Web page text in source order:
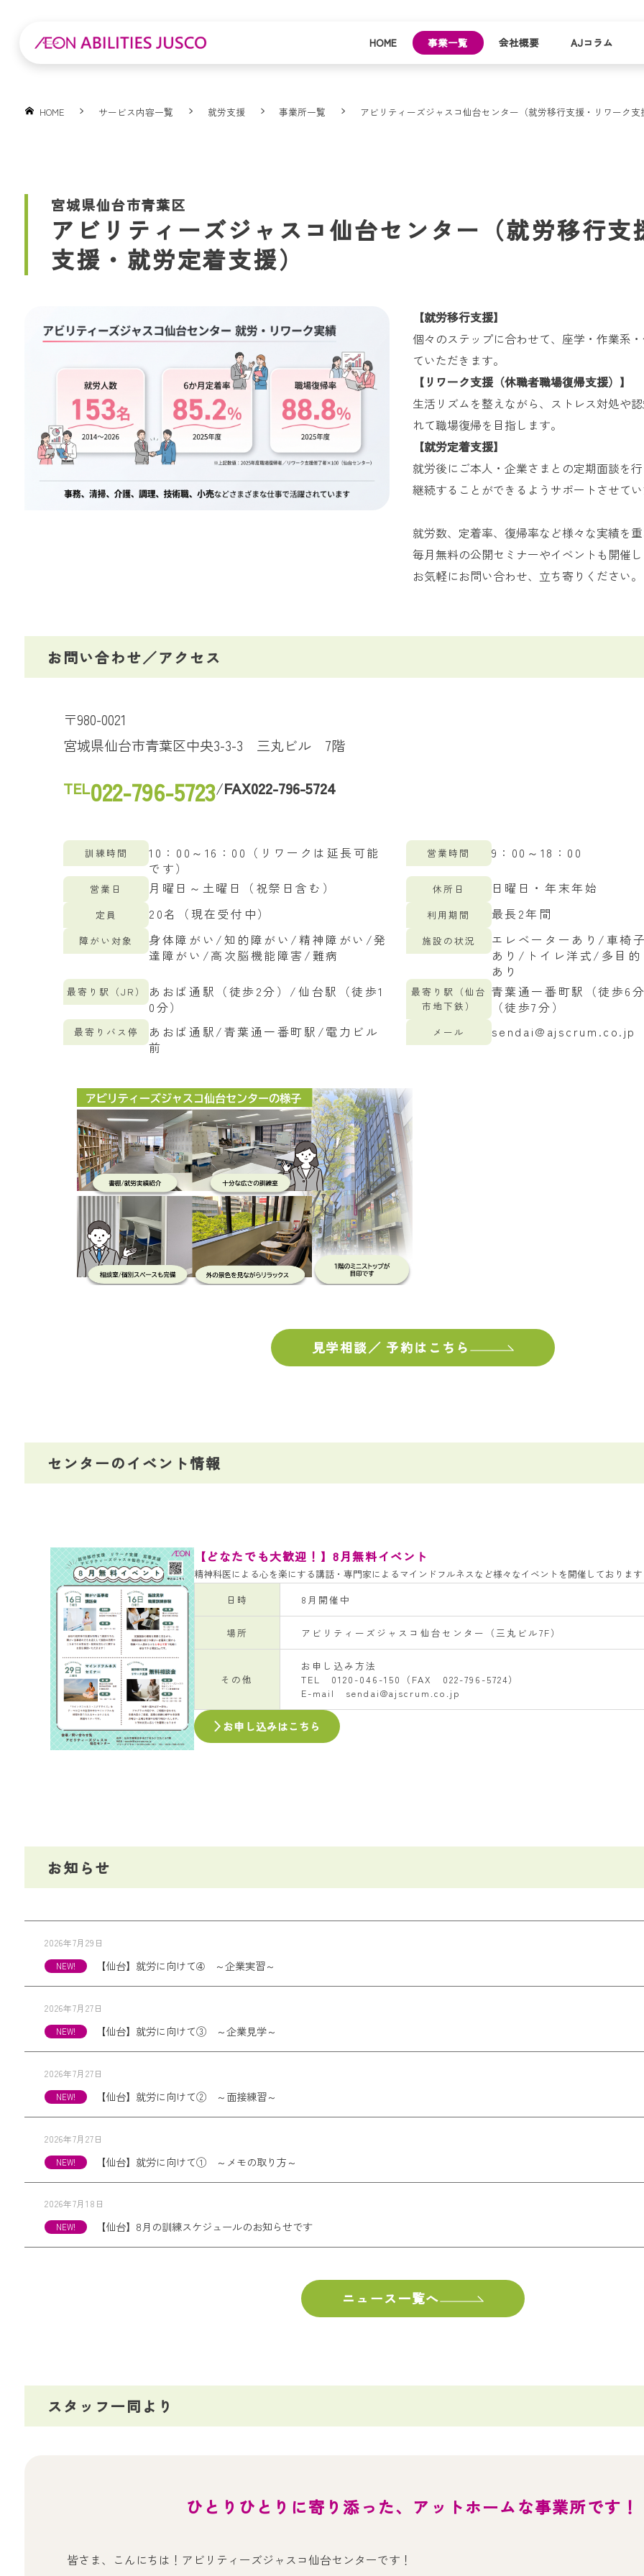
HOME 事業一覧
就業事例
お問い合
よくある
ご質問
わ
会社概要 AJコラム
HOME サービス内容一覧 就労支援 事業所一覧 アビリティーズジャスコ仙台センター（就労移行支援・リワーク
宮城県仙台市青葉区
アビリティーズジャスコ仙台センター（就労移行支
支援・就労定着支援）
【就労移行支援】
個々のステップに合わせて、座学・作業系
ていただきます。
【リワーク支援（休職者職場復帰支援）】
生活リズムを整えながら、ストレス対処や
れて職場復帰を目指します。
【就労定着支援】
就労後にご本人・企業さまとの定期面談を
継続することができるようサポートさせて
就労数、定着率、復帰率など様々な実績を
毎月無料の公開セミナーやイベントも開催
お気軽にお問い合わせ、立ち寄りください。
お問い合わせ／アクセス
〒980-0021
宮城県仙台市青葉区中央3-3-3 三丸ビル 7階
TEL022-796-5723/FAX022-796-5724
訓練時間
10：00～16：00（リワークは延長可能
です）
営業時間 9：00～18：00
営業日 月曜日～土曜日（祝祭日含む） 休所日 日曜日・年末年始
定員 20名（現在受付中） 利用期間 最長2年間
障がい対象
身体障がい/知的障がい/精神障がい/発
達障がい/高次脳機能障害/難病
施設の状況
エレベーターあり/車椅
あり/トイレ洋式/多目的
あり
最寄り駅（JR）
あおば通駅（徒歩2分）/仙台駅（徒歩1
0分）
最寄り駅（仙台
市地下鉄）
青葉通一番町駅（徒歩6
（徒歩7分）
最寄りバス停
あおば通駅/青葉通一番町駅/電力ビル
前
メール sendai@ajscrum.co.jp
見学相談／ 予約はこちら
センターのイベント情報
【どなたでも大歓迎！】8月無料イベント
精神科医による心を楽にする講話・専門家によるマインドフルネスなど様々なイベントを開催しておりま
日時
8月開催中
場所 アビリティーズジャスコ仙台センター（三丸ビル7F）
その他
お申し込み方法
TEL 0120-046-150（FAX 022-796-5724）
E-mail sendai@ajscrum.co.jp
お申し込みはこちら
お知らせ
2026年7月29日
【仙台】就労に向けて➃ ～企業実習～
2026年7月27日
【仙台】就労に向けて③ ～企業見学～
2026年7月27日
【仙台】就労に向けて② ～面接練習～
2026年7月27日
【仙台】就労に向けて① ～メモの取り方～
2026年7月18日
【仙台】8月の訓練スケジュールのお知らせです
ニュース一覧へ
スタッフ一同より
ひとりひとりに寄り添った、アットホームな事業所です！
皆さま、こんにちは！アビリティーズジャスコ仙台センターです！